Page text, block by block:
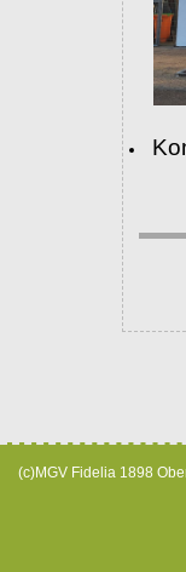
(c)MGV Fidelia 1898